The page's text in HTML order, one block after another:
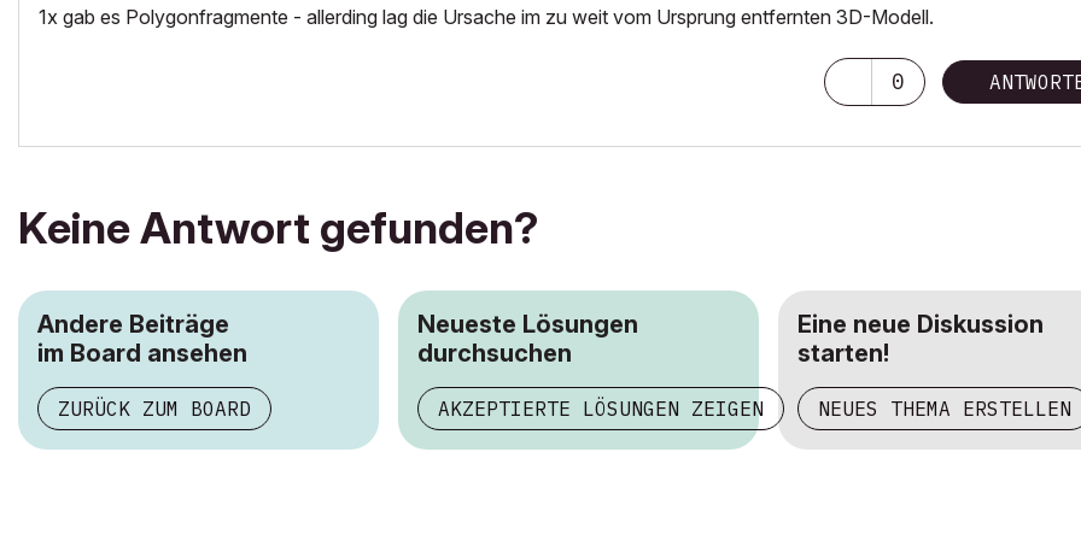
1x gab es Polygonfragmente - allerding lag die Ursache im zu weit vom Ursprung entfernten 3D-Modell.
0
Keine Antwort gefunden?
Andere Beiträge
im Board ansehen
ZURÜCK ZUM BOARD
Neueste Lösungen
durchsuchen
AKZEPTIERTE LÖSUNGEN ZEIGEN
Eine neue Diskussion
starten!
NEUES THEMA ERSTELLEN